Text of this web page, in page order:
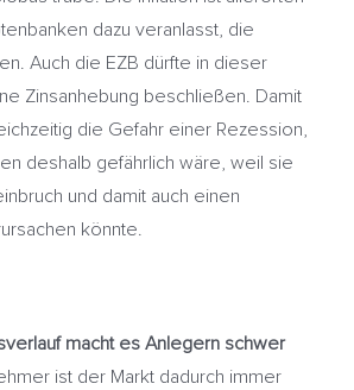
dazu veranlasst, die
Auch die EZB dürfte in dieser
Zinsanhebung beschließen. Damit
die Gefahr einer Rezession,
deshalb gefährlich wäre, weil sie
und damit auch einen
könnte.
macht es Anlegern schwer
ist der Markt dadurch immer